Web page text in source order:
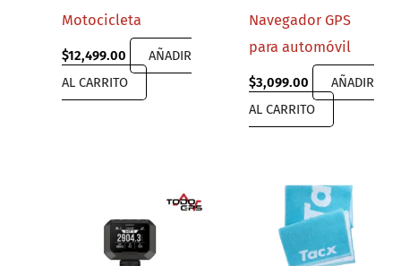
Motocicleta
$12,499.00
AÑADIR
AL CARRITO
Navegador GPS
para automóvil
$3,099.00
AÑADIR
AL CARRITO